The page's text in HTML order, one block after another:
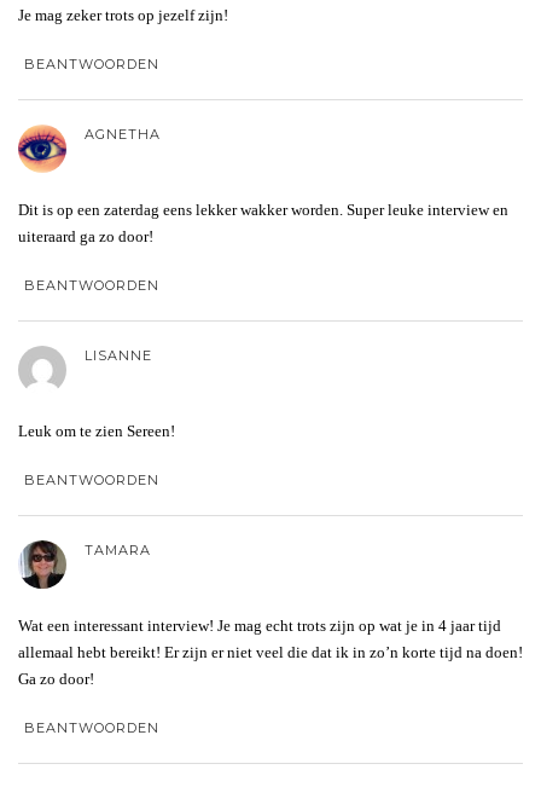
Je mag zeker trots op jezelf zijn!
BEANTWOORDEN
AGNETHA
Dit is op een zaterdag eens lekker wakker worden. Super leuke interview en
uiteraard ga zo door!
BEANTWOORDEN
LISANNE
Leuk om te zien Sereen!
BEANTWOORDEN
TAMARA
Wat een interessant interview! Je mag echt trots zijn op wat je in 4 jaar tijd
allemaal hebt bereikt! Er zijn er niet veel die dat ik in zo’n korte tijd na doen!
Ga zo door!
BEANTWOORDEN